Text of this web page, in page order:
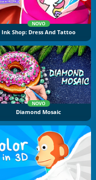
NOVO
Ink Shop: Dress And Tattoo
NOVO
Diamond Mosaic